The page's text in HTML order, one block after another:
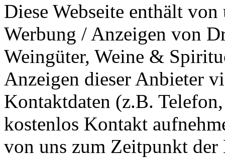
Diese Webseite enthält
Werbung / Anzeigen von
Weingüter, Weine &
Anzeigen dieser Anbieter
Kontaktdaten (z.B.
kostenlos Kontakt
von uns zum Zeitpunkt